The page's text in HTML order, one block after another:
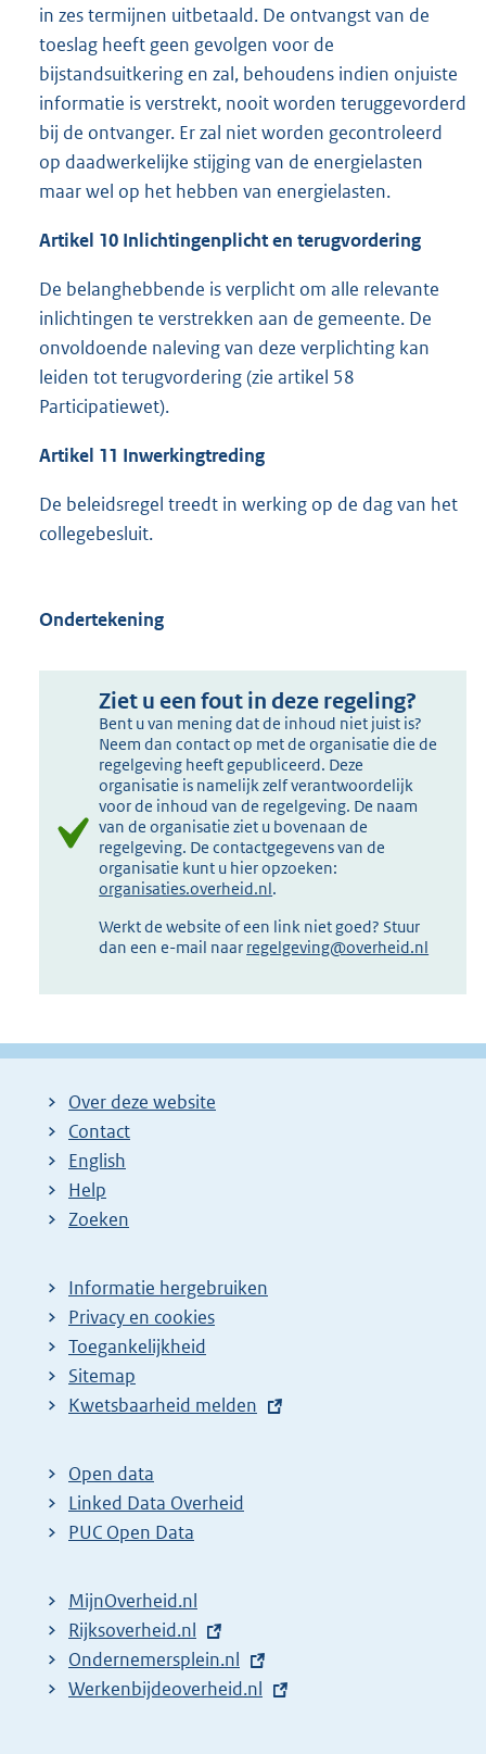
in zes termijnen uitbetaald. De ontvangst van de
toeslag heeft geen gevolgen voor de
bijstandsuitkering en zal, behoudens indien onjuiste
informatie is verstrekt, nooit worden teruggevorderd
bij de ontvanger. Er zal niet worden gecontroleerd
op daadwerkelijke stijging van de energielasten
maar wel op het hebben van energielasten.
Artikel 10 Inlichtingenplicht en terugvordering
De belanghebbende is verplicht om alle relevante
inlichtingen te verstrekken aan de gemeente. De
onvoldoende naleving van deze verplichting kan
leiden tot terugvordering (zie artikel 58
Participatiewet).
Artikel 11 Inwerkingtreding
De beleidsregel treedt in werking op de dag van het
collegebesluit.
Ondertekening
Ziet u een fout in deze regeling?
Bent u van mening dat de inhoud niet juist is?
Neem dan contact op met de organisatie die de
regelgeving heeft gepubliceerd. Deze
organisatie is namelijk zelf verantwoordelijk
voor de inhoud van de regelgeving. De naam
van de organisatie ziet u bovenaan de
regelgeving. De contactgegevens van de
organisatie kunt u hier opzoeken:
organisaties.overheid.nl.
Werkt de website of een link niet goed? Stuur
dan een e-mail naar regelgeving@overheid.nl
Over deze website
Contact
English
Help
Zoeken
Informatie hergebruiken
Privacy en cookies
Toegankelijkheid
Sitemap
E
t
e
r
l
i
n
k
Kwetsbaarheid melden
Open data
Linked Data Overheid
PUC Open Data
MijnOverheid.nl
E
x
t
Rijksoverheid.nl
E
x
Ondernemersplein.nl
E
Werkenbijdeoverheid.nl